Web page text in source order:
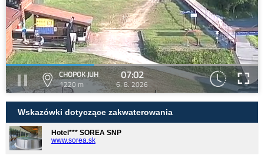
CHOPOK JUH
1220 m
07:02
6. 8. 2026
Wskazówki dotyczące zakwaterowania
Hotel*** SOREA SNP
www.sorea.sk